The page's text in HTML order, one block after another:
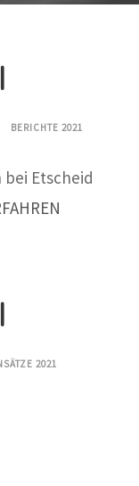
BERICHTE 2021
Etscheid
2021